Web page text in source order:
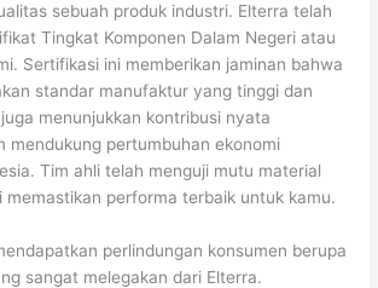
sebuah produk industri. Elterra telah
Tingkat Komponen Dalam Negeri atau
Sertifikasi ini memberikan jaminan bahwa
standar manufaktur yang tinggi dan
menunjukkan kontribusi nyata
mendukung pertumbuhan ekonomi
Tim ahli telah menguji mutu material
memastikan performa terbaik untuk kamu.
perlindungan konsumen berupa
sangat melegakan dari Elterra.